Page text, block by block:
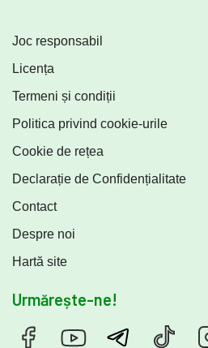
Joc responsabil
Licența
Termeni și condiții
Politica privind cookie-urile
Cookie de rețea
Declarație de Confidențialitate
Contact
Despre noi
Hartă site
Urmărește-ne!